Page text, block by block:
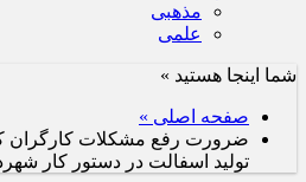
مذهبی
علمی
شما اینجا هستید »
صفحه اصلی »
ضرورت رفع مشکلات کارگران
تولید اسفالت در دستور کار